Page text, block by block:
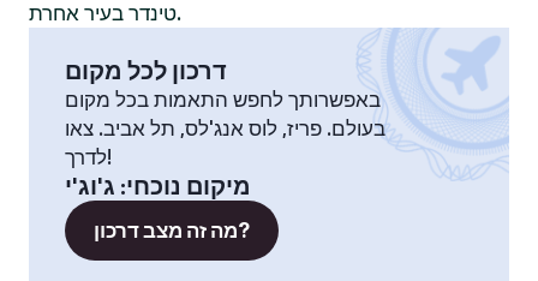
טינדר בעיר אחרת.
דרכון לכל מקום
באפשרותך לחפש התאמות בכל מקום
בעולם. פריז, לוס אנג'לס, תל אביב. צאו
לדרך!
מיקום נוכחי: ג'וג'י
מה זה מצב דרכון?